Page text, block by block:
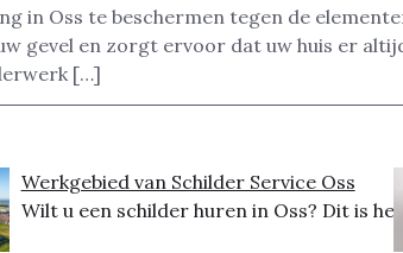
in Oss te beschermen tegen de
gevel en zorgt ervoor dat uw huis er
[…]
Werkgebied van Schilder Service Oss
Wilt u een schilder huren in Oss? Dit is